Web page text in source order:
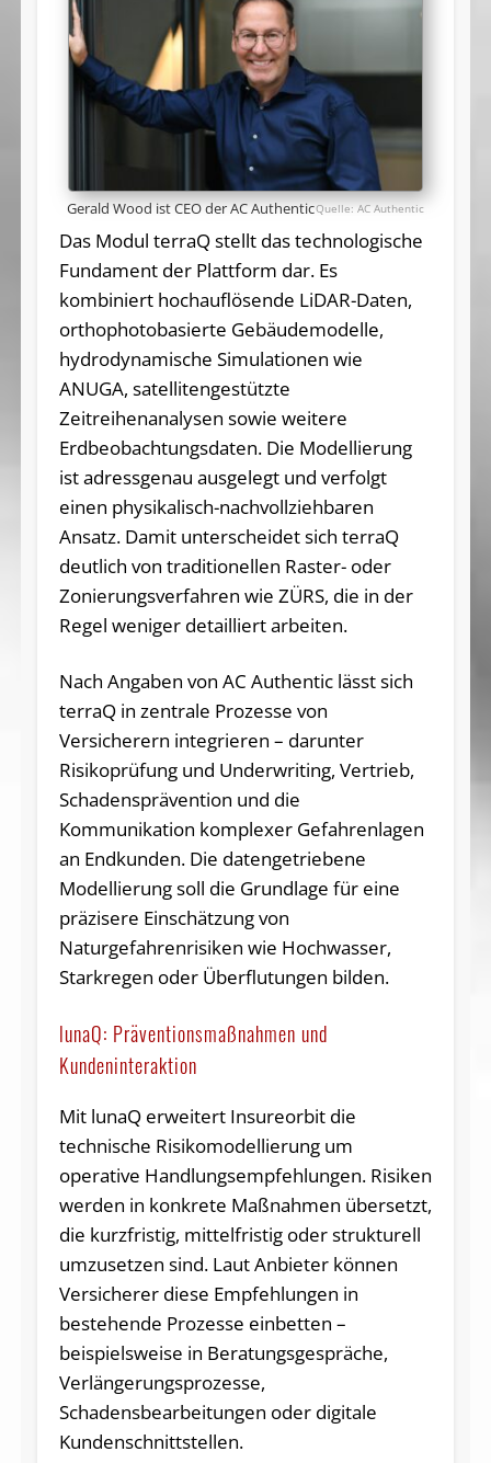
Gerald Wood ist CEO der AC Authentic AC Authentic
Das Modul terraQ stellt das technologische
Fundament der Plattform dar. Es
kombiniert hochauflösende LiDAR-Daten,
orthophotobasierte Gebäudemodelle,
hydrodynamische Simulationen wie
ANUGA, satellitengestützte
Zeitreihenanalysen sowie weitere
Erdbeobachtungsdaten. Die Modellierung
ist adressgenau ausgelegt und verfolgt
einen physikalisch-nachvollziehbaren
Ansatz. Damit unterscheidet sich terraQ
deutlich von traditionellen Raster- oder
Zonierungsverfahren wie ZÜRS, die in der
Regel weniger detailliert arbeiten.
Nach Angaben von AC Authentic lässt sich
terraQ in zentrale Prozesse von
Versicherern integrieren – darunter
Risikoprüfung und Underwriting, Vertrieb,
Schadensprävention und die
Kommunikation komplexer Gefahrenlagen
an Endkunden. Die datengetriebene
Modellierung soll die Grundlage für eine
präzisere Einschätzung von
Naturgefahrenrisiken wie Hochwasser,
Starkregen oder Überflutungen bilden.
lunaQ: Präventionsmaßnahmen und
Kundeninteraktion
Mit lunaQ erweitert Insureorbit die
technische Risikomodellierung um
operative Handlungsempfehlungen. Risiken
werden in konkrete Maßnahmen übersetzt,
die kurzfristig, mittelfristig oder strukturell
umzusetzen sind. Laut Anbieter können
Versicherer diese Empfehlungen in
bestehende Prozesse einbetten –
beispielsweise in Beratungsgespräche,
Verlängerungsprozesse,
Schadensbearbeitungen oder digitale
Kundenschnittstellen.